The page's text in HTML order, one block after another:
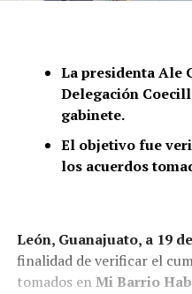
La presidenta Ale
Delegación
gabinete.
El objetivo fue
los acuerdos
León, Guanajuato, a 19
finalidad de verificar el
tomados enMi Barrio